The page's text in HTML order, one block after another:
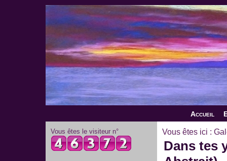
Accueil
Vous êtes le visiteur n° Vous êtes ici :
Dans tes